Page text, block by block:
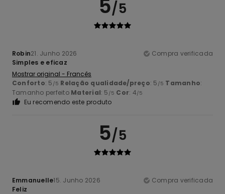
5/5
Robin21. Junho 2026
Compra verificada
Simples e eficaz
Mostrar original - Francês
Conforto: 5 /5 Relação qualidade/preço: 5 /5 Tamanho:
Tamanho perfeito Material: 5 /5 Cor: 4/5
Eu recomendo este produto
5/5
Emmanuelle15. Junho 2026
Compra verificada
Feliz